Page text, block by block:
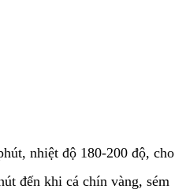
nhiệt độ 180-200 độ, cho
đến khi cá chín vàng, sém